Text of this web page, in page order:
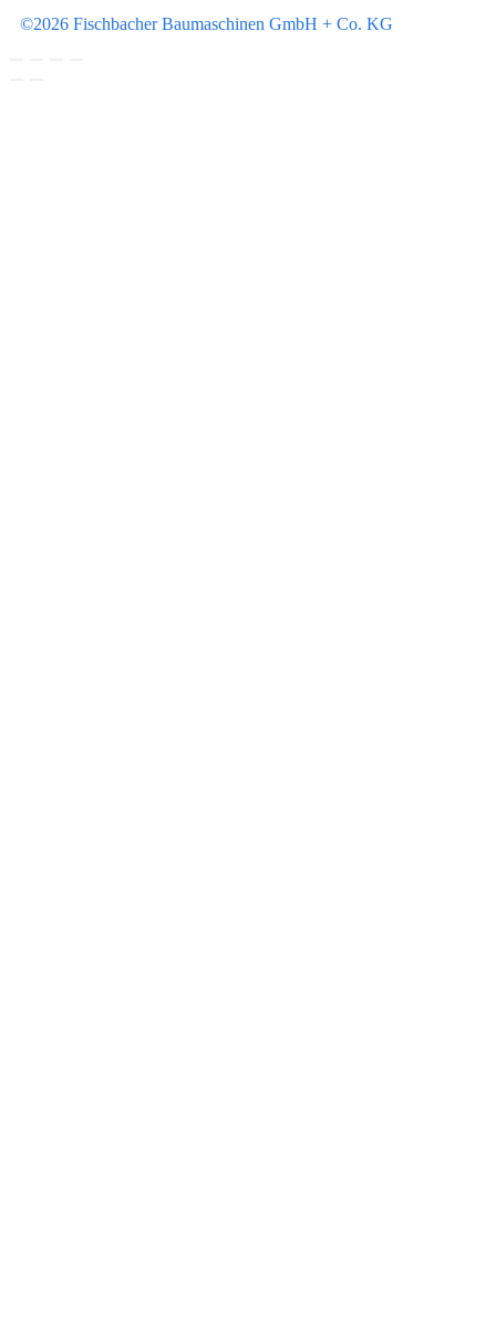
©2026 Fischbacher Baumaschinen GmbH + Co. KG